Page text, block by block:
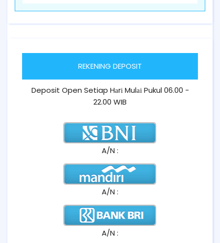
REKENING DEPOSIT
Deposit Open Setiap Hаrі Mulаі Pukul 06.00 -
22.00 WIB
A/N :
A/N :
A/N :